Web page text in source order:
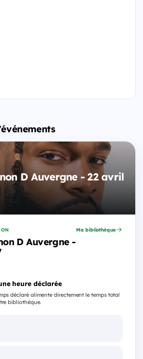
D Auvergne - 22 avril
D Auvergne -
Ma bibliothèque
heure déclarée
déclaré alimente directement le temps total
bibliothèque.